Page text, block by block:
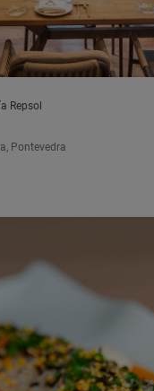
Repsol
Pontevedra